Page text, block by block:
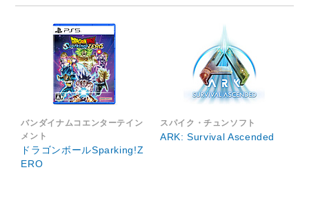
バンダイナムコエンターテイン
メント
ドラゴンボールSparking!Z
ERO
スパイク・チュンソフト
ARK: Survival Ascended